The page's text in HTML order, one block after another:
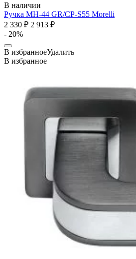
В наличии
Ручка MH-44 GR/CP-S55 Morelli
2 330 ₽ 2 913 ₽
- 20%
В избранноеУдалить
В избранное